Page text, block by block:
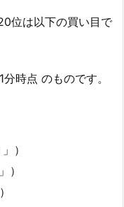
位は以下の買い目で
時点 のものです。
）
）